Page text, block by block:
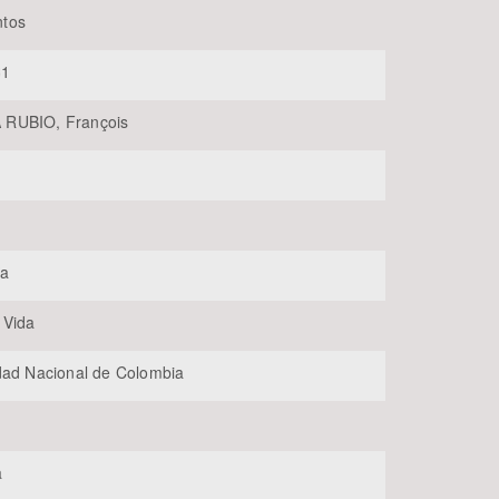
RUBIO, François
Nacional de Colombia